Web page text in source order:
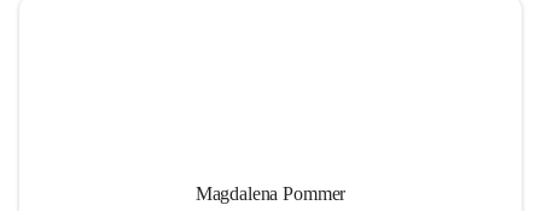
Magdalena Pommer